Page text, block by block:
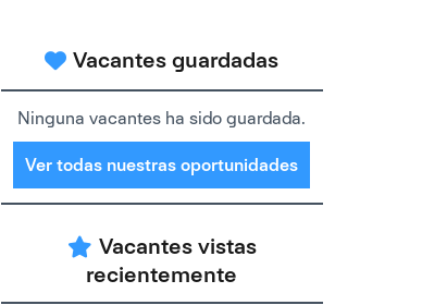
Vacantes guardadas
Ninguna vacantes ha sido guardada.
Ver todas nuestras oportunidades
Vacantes vistas
recientemente